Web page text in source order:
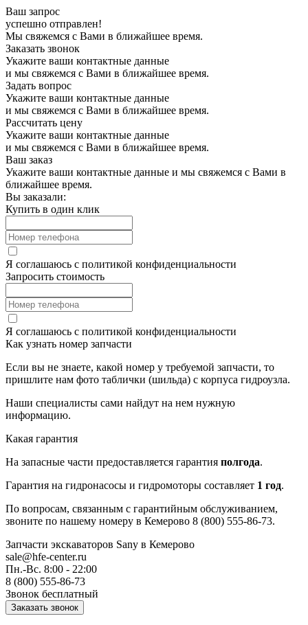
Ваш запрос
успешно отправлен!
Мы свяжемся с Вами в ближайшее время.
Заказать звонок
Укажите ваши контактные данные
и мы свяжемся с Вами в ближайшее время.
Задать вопрос
Укажите ваши контактные данные
и мы свяжемся с Вами в ближайшее время.
Рассчитать цену
Укажите ваши контактные данные
и мы свяжемся с Вами в ближайшее время.
Ваш заказ
Укажите ваши контактные данные и мы свяжемся с Вами в
ближайшее время.
Вы заказали:
Купить в один клик
Я соглашаюсь с политикой конфиденциальности
Запросить стоимость
Я соглашаюсь с политикой конфиденциальности
Как узнать номер запчасти
Если вы не знаете, какой номер у требуемой запчасти, то
пришлите нам фото таблички (шильда) с корпуса гидроузла.
Наши специалисты сами найдут на нем нужную
информацию.
Какая гарантия
На запасные части предоставляется гарантия полгода.
Гарантия на гидронасосы и гидромоторы составляет 1 год.
По вопросам, связанным с гарантийным обслуживанием,
звоните по нашему номеру в Кемерово 8 (800) 555-86-73.
Запчасти экскаваторов Sany в Кемерово
sale@hfe-center.ru
Пн.-Вс. 8:00 - 22:00
8 (800) 555-86-73
Звонок бесплатный